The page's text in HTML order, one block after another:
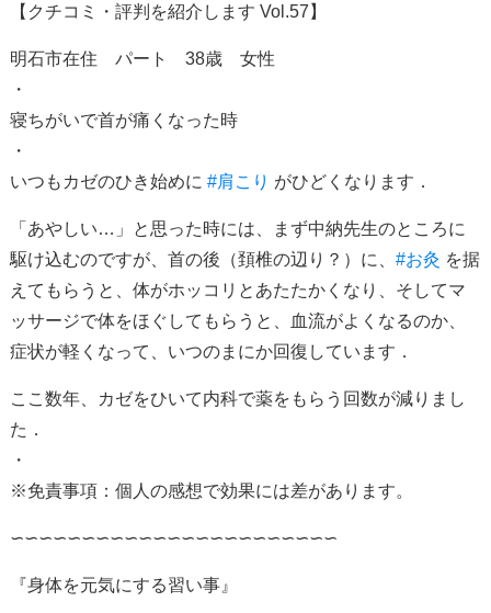
【クチコミ・評判を紹介します Vol.57】
明石市在住 パート 38歳 女性
・
寝ちがいで首が痛くなった時
・
いつもカゼのひき始めに #肩こり がひどくなります．
「あやしい…」と思った時には、まず中納先生のところに
駆け込むのですが、首の後（頚椎の辺り？）に、 #お灸 を据
えてもらうと、体がホッコリとあたたかくなり、そしてマ
ッサージで体をほぐしてもらうと、血流がよくなるのか、
症状が軽くなって、いつのまにか回復しています．
ここ数年、カゼをひいて内科で薬をもらう回数が減りまし
た．
・
※免責事項：個人の感想で効果には差があります。
∽∽∽∽∽∽∽∽∽∽∽∽∽∽∽∽∽∽∽∽∽∽∽
『身体を元気にする習い事』